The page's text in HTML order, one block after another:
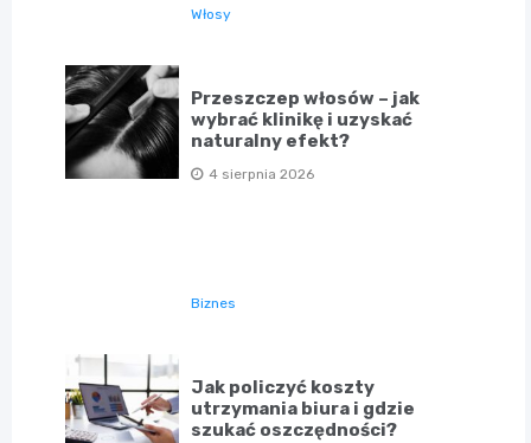
Włosy
Przeszczep włosów – jak
wybrać klinikę i uzyskać
naturalny efekt?
4 sierpnia 2026
Biznes
Jak policzyć koszty
utrzymania biura i gdzie
szukać oszczędności?